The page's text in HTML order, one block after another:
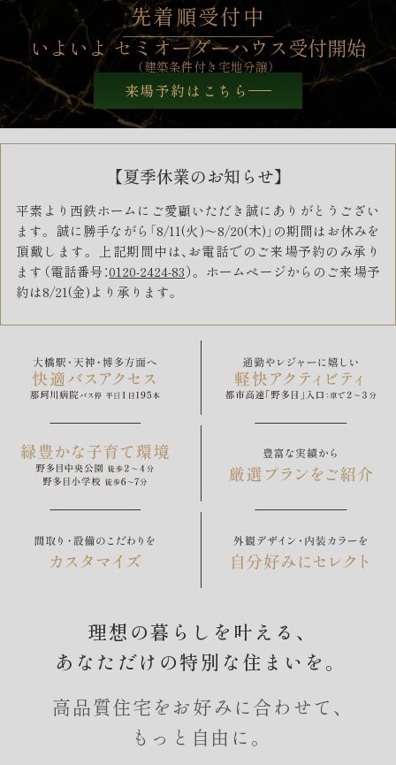
先着順受付中
いよいよ セミオーダーハウス受付開始
（建築条件付き宅地分譲）
来場予約はこちら
【夏季休業のお知らせ】
平素より西鉄ホームにご愛顧いただき誠にありがとうござい
ます。 誠に勝手ながら「8/11(火)～8/20(木)」の期間はお休みを
頂戴します。
上記期間中は、お電話でのご来場予約のみ承り
ます（電話番号：0120-2424-83）。 ホームページからのご来場予
約は8/21(金)より承ります。
理想の暮らしを叶える、
あなただけの特別な住まいを。
高品質住宅をお好みに合わせて、
もっと自由に。